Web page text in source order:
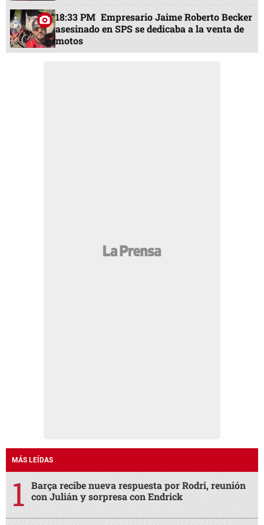
18:33 PM Empresario Jaime Roberto Becker
asesinado en SPS se dedicaba a la venta de
motos
MÁS LEÍDAS
Barça recibe nueva respuesta por Rodri, reunión
con Julián y sorpresa con Endrick